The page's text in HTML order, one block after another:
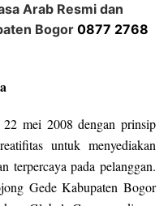
Arab Resmi dan
Bogor 0877 2768
22 mei 2008 dengan prinsip
untuk menyediakan
terpercaya pada pelanggan.
Gede Kabupaten Bogor